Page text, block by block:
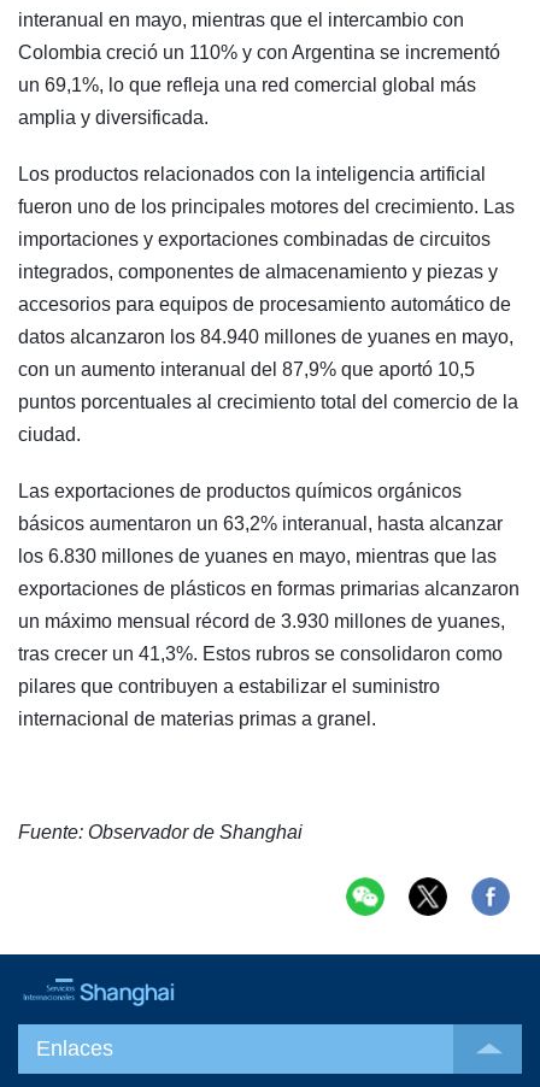
interanual en mayo, mientras que el intercambio con
Colombia creció un 110% y con Argentina se incrementó
un 69,1%, lo que refleja una red comercial global más
amplia y diversificada.
Los productos relacionados con la inteligencia artificial
fueron uno de los principales motores del crecimiento. Las
importaciones y exportaciones combinadas de circuitos
integrados, componentes de almacenamiento y piezas y
accesorios para equipos de procesamiento automático de
datos alcanzaron los 84.940 millones de yuanes en mayo,
con un aumento interanual del 87,9% que aportó 10,5
puntos porcentuales al crecimiento total del comercio de la
ciudad.
Las exportaciones de productos químicos orgánicos
básicos aumentaron un 63,2% interanual, hasta alcanzar
los 6.830 millones de yuanes en mayo, mientras que las
exportaciones de plásticos en formas primarias alcanzaron
un máximo mensual récord de 3.930 millones de yuanes,
tras crecer un 41,3%. Estos rubros se consolidaron como
pilares que contribuyen a estabilizar el suministro
internacional de materias primas a granel.
Fuente: Observador de Shanghai
Enlaces